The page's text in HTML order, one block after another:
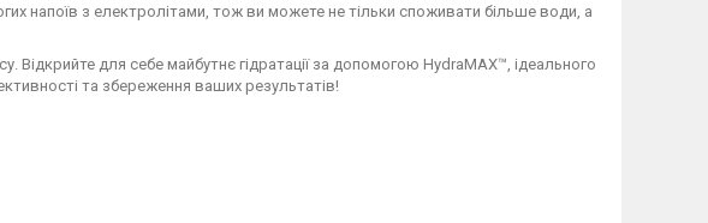
напоїв з електролітами, тож ви можете не тільки споживати більше води, а
Відкрийте для себе майбутнє гідратації за допомогою HydraMAX™, ідеального
та збереження ваших результатів!